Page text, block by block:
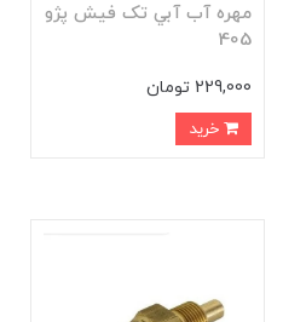
مهره آب آبي تک فيش پژو
405
229,000 تومان